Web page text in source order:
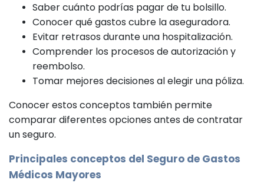
Saber cuánto podrías pagar de tu bolsillo.
Conocer qué gastos cubre la aseguradora.
Evitar retrasos durante una hospitalización.
Comprender los procesos de autorización y
reembolso.
Tomar mejores decisiones al elegir una póliza.
Conocer estos conceptos también permite
comparar diferentes opciones antes de contratar
un seguro.
Principales conceptos del Seguro de Gastos
Médicos Mayores